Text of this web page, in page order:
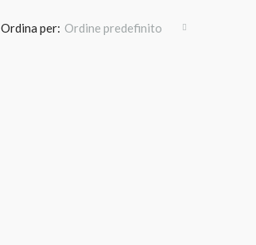
Ordina per: Ordine predefinito